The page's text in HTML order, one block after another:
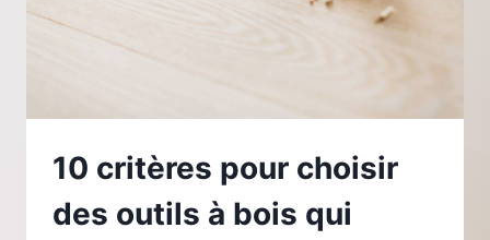
10 critères pour choisir
des outils à bois qui